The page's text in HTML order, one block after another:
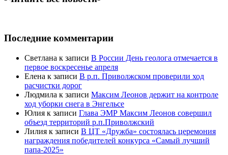
Последние комментарии
Светлана к записи В России День геолога отмечается в
первое воскресенье апреля
Елена к записи В р.п. Приволжском проверили ход
расчистки дорог
Людмила к записи Максим Леонов держит на контроле
ход уборки снега в Энгельсе
Юлия к записи Глава ЭМР Максим Леонов совершил
объезд территорий р.п.Приволжский
Лилия к записи В ЦТ «Дружба» состоялась церемония
награждения победителей конкурса «Самый лучший
папа-2025»